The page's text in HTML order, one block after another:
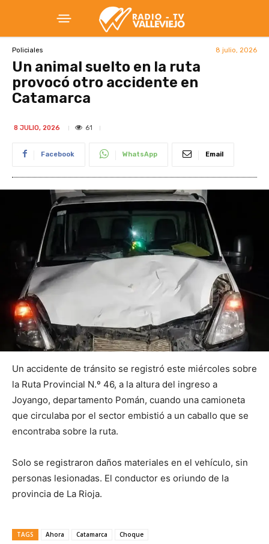
Policiales 8 julio, 2026
Un animal suelto en la ruta
provocó otro accidente en
Catamarca
8 JULIO, 2026 61
Facebook WhatsApp Email
Un accidente de tránsito se registró este miércoles sobre
la Ruta Provincial N.º 46, a la altura del ingreso a
Joyango, departamento Pomán, cuando una camioneta
que circulaba por el sector embistió a un caballo que se
encontraba sobre la ruta.
Solo se registraron daños materiales en el vehículo, sin
personas lesionadas. El conductor es oriundo de la
provincia de La Rioja.
TAGS Ahora Catamarca Choque